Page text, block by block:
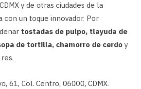
y de otras ciudades de la
con un toque innovador. Por
tostadas de pulpo, tlayuda de
de tortilla, chamorro de cerdo y
61, Col. Centro, 06000, CDMX.